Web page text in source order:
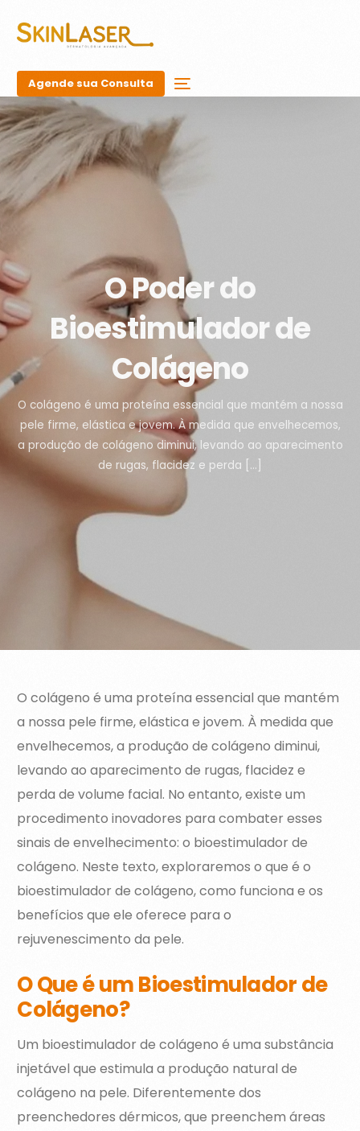
Agende sua Consulta
O Poder do
Bioestimulador de
Colágeno
O colágeno é uma proteína essencial que mantém a nossa
pele firme, elástica e jovem. À medida que envelhecemos,
a produção de colágeno diminui, levando ao aparecimento
de rugas, flacidez e perda […]
O colágeno é uma proteína essencial que mantém
a nossa pele firme, elástica e jovem. À medida que
envelhecemos, a produção de colágeno diminui,
levando ao aparecimento de rugas, flacidez e
perda de volume facial. No entanto, existe um
procedimento inovadores para combater esses
sinais de envelhecimento: o bioestimulador de
colágeno. Neste texto, exploraremos o que é o
bioestimulador de colágeno, como funciona e os
benefícios que ele oferece para o
rejuvenescimento da pele.
O Que é um Bioestimulador de
Colágeno?
Um bioestimulador de colágeno é uma substância
injetável que estimula a produção natural de
colágeno na pele. Diferentemente dos
preenchedores dérmicos, que preenchem áreas